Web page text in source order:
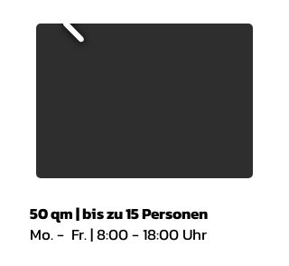
50 qm | bis zu 15 Personen
Mo. - Fr. | 8:00 - 18:00 Uhr